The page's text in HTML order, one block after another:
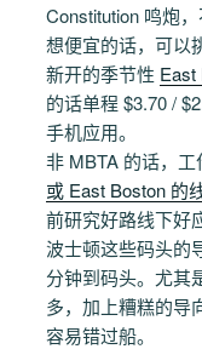
Constitution 鸣炮，
想便宜的话，可以
新开的季节性 East
的话单程 $3.70 /
手机应用。
非 MBTA 的话，工
或 East Boston 的
前研究好路线下好
波士顿这些码头的
分钟到码头。尤其
多，加上糟糕的导
容易错过船。